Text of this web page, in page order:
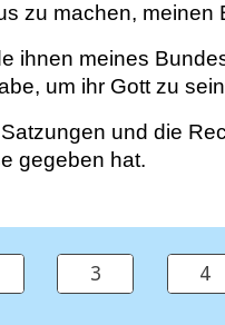
zu machen, meinen
ihnen meines
um ihr Gott zu
und die
gegeben hat.
3 4